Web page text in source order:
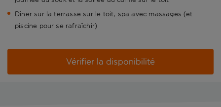
Dîner sur la terrasse sur le toit, spa avec massages (et
piscine pour se rafraîchir)
Vérifier la disponibilité